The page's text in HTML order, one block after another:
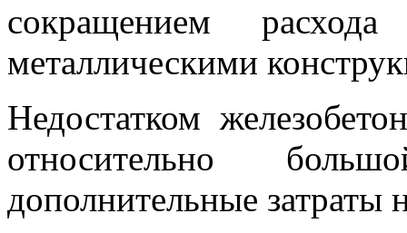
сокращением
металлическими
Недостатком
относительно
дополнительные затраты